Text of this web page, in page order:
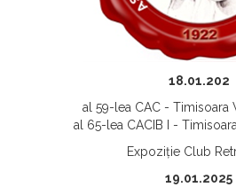
18.01.202
al 59-lea CAC - Timisoara
al 65-lea CACIB I -
Expoziție Club
19.01.2025